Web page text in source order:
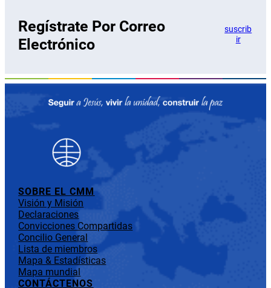
Regístrate Por Correo
Electrónico
suscrib
ir
SOBRE EL CMM
Visión y Misión
Declaraciones
Convicciones Compartidas
Concilio General
Lista de miembros
Mapa & Estadísticas
Mapa mundial
CONTÁCTENOS